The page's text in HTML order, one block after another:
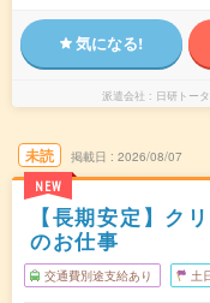
気になる!
派遣会社 日研トー
未読
NEW
掲載日 2026/08/07
【長期安定】ク
のお仕事
交通費別途支給あり 土